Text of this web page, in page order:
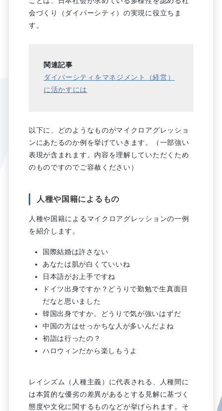
会づくり（ダイバーシティ）の実現に役立ちま
す。
関連記事
ダイバーシティをマネジメント（経営）
に活かすには
以下に、どのようなものがマイクロアグレッショ
ンにあたるのか例を挙げていきます。（一部強い
表現が含まれます。内容を理解していただくため
のものですのでご容赦ください）
人種や国籍によるもの
人種や国籍によるマイクロアグレッションの一例
を紹介します。
国際結婚は許さない
あなたは肌が白くていいね
日本語がお上手ですね
ドイツ出身ですか？どうりで勤勉で生真面目
だなと思いました
韓国出身ですか。どうりで気が強いはずだ
中国の方はせっかちな人が多いんだよね
初詣は行ったの？
ハロウィンだから楽しもうよ
レイシズム（人種主義）に代表される、人種間に
は本質的な優劣の差異があるとする見解に基づく
態度や文化に関するものなどが挙げられます。そ